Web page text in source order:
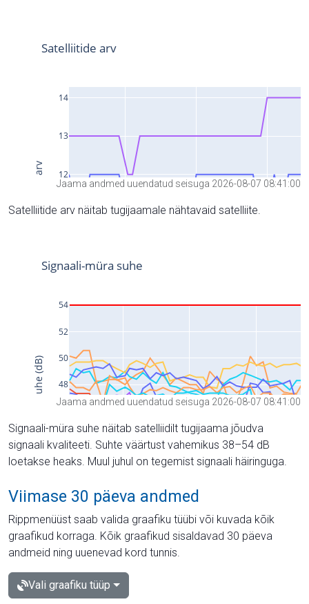
Jaama andmed uuendatud seisuga 2026-08-07 08:41:00
Satelliitide arv näitab tugijaamale nähtavaid satelliite.
Jaama andmed uuendatud seisuga 2026-08-07 08:41:00
Signaali-müra suhe näitab satelliidilt tugijaama jõudva
signaali kvaliteeti. Suhte väärtust vahemikus 38–54 dB
loetakse heaks. Muul juhul on tegemist signaali häiringuga.
Viimase 30 päeva andmed
Rippmenüüst saab valida graafiku tüübi või kuvada kõik
graafikud korraga. Kõik graafikud sisaldavad 30 päeva
andmeid ning uuenevad kord tunnis.
Vali graafiku tüüp